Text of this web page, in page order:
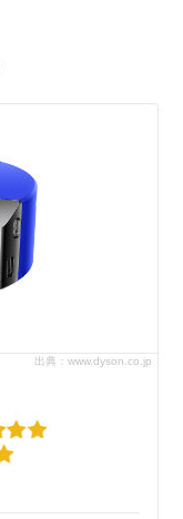
出典：www.dyson.co.jp